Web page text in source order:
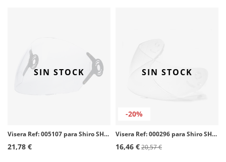
SIN STOCK
Visera Ref: 005107 para Shiro SH-235 color Transparente
21,78 €
-20%
SIN STOCK
Visera Ref: 000296 para Shiro SH-821/881/829 color Transparente
16,46 €20,57 €